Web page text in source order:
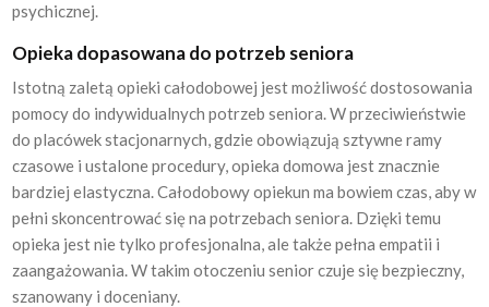
psychicznej.
Opieka dopasowana do potrzeb seniora
Istotną zaletą opieki całodobowej jest możliwość dostosowania
pomocy do indywidualnych potrzeb seniora. W przeciwieństwie
do placówek stacjonarnych, gdzie obowiązują sztywne ramy
czasowe i ustalone procedury, opieka domowa jest znacznie
bardziej elastyczna. Całodobowy opiekun ma bowiem czas, aby w
pełni skoncentrować się na potrzebach seniora. Dzięki temu
opieka jest nie tylko profesjonalna, ale także pełna empatii i
zaangażowania. W takim otoczeniu senior czuje się bezpieczny,
szanowany i doceniany.